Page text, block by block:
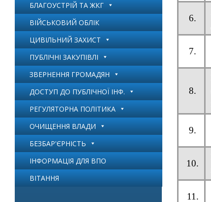
6.
7.
8.
9.
10.
11.
БЛАГОУСТРІЙ ТА ЖКГ
ВІЙСЬКОВИЙ ОБЛІК
ЦИВІЛЬНИЙ ЗАХИСТ
ПУБЛІЧНІ ЗАКУПІВЛІ
ЗВЕРНЕННЯ ГРОМАДЯН
ДОСТУП ДО ПУБЛІЧНОЇ ІНФ.
РЕГУЛЯТОРНА ПОЛІТИКА
ОЧИЩЕННЯ ВЛАДИ
БЕЗБАР'ЄРНІСТЬ
ІНФОРМАЦІЯ ДЛЯ ВПО
ВІТАННЯ